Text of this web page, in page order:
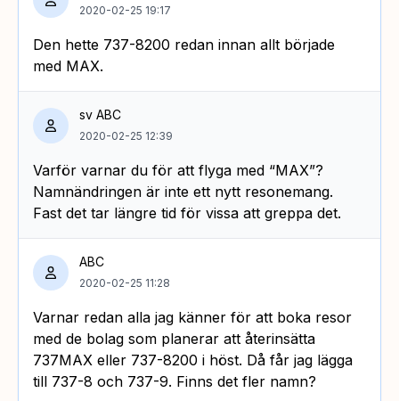
2020-02-25 19:17
Den hette 737-8200 redan innan allt började
med MAX.
sv ABC
2020-02-25 12:39
Varför varnar du för att flyga med “MAX”?
Namnändringen är inte ett nytt resonemang.
Fast det tar längre tid för vissa att greppa det.
ABC
2020-02-25 11:28
Varnar redan alla jag känner för att boka resor
med de bolag som planerar att återinsätta
737MAX eller 737-8200 i höst. Då får jag lägga
till 737-8 och 737-9. Finns det fler namn?